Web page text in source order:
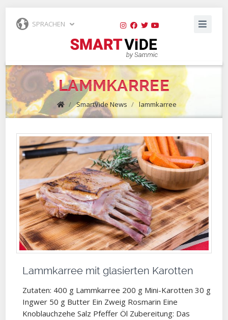
SPRACHEN
LAMMKARREE
/ SmartVide News / lammkarree
Lammkarree mit glasierten Karotten
Zutaten: 400 g Lammkarree 200 g Mini-Karotten 30 g
Ingwer 50 g Butter Ein Zweig Rosmarin Eine
Knoblauchzehe Salz Pfeffer Öl Zubereitung: Das